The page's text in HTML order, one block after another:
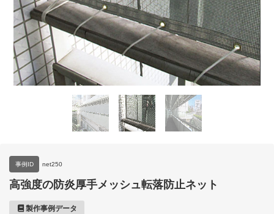
事例ID net250
高強度の防炎厚手メッシュ転落防止ネット
製作事例データ